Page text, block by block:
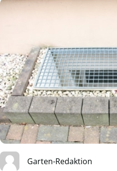
Garten-Redaktion